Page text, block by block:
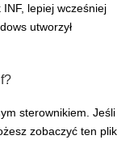
lepiej wcześniej
utworzył
sterownikiem. Jeśli
zobaczyć ten plik